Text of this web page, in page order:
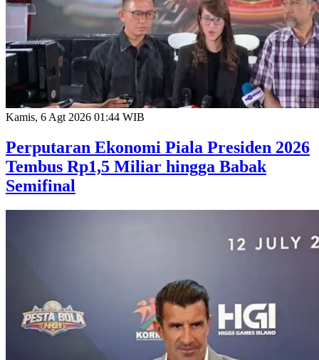
Kamis, 6 Agt 2026 01:44 WIB
Perputaran Ekonomi Piala Presiden 2026
Tembus Rp1,5 Miliar hingga Babak
Semifinal